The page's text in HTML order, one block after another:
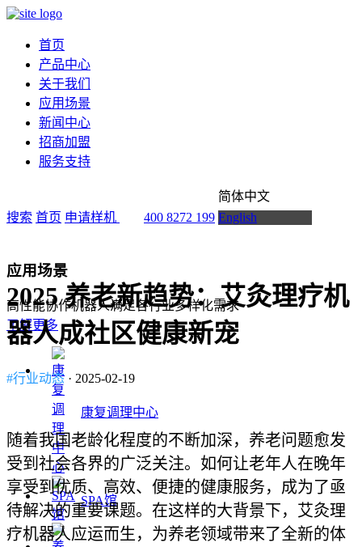
首页
产品中心
关于我们
应用场景
新闻中心
招商加盟
服务支持
搜索 首页 申请样机 400 8272 199
简体中文
English
应用场景
高性能协作机器人满足各行业多样化需求
了解更多
康复调理中心
SPA馆
2025 养老新趋势：艾灸理疗机
器人成社区健康新宠
#行业动态 · 2025-02-19
随着我国老龄化程度的不断加深，养老问题愈发
受到社会各界的广泛关注。如何让老年人在晚年
享受到优质、高效、便捷的健康服务，成为了亟
待解决的重要课题。在这样的大背景下，艾灸理
疗机器人应运而生，为养老领域带来了全新的体